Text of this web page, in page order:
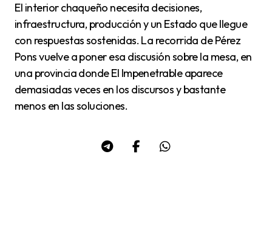
El interior chaqueño necesita decisiones,
infraestructura, producción y un Estado que llegue
con respuestas sostenidas. La recorrida de Pérez
Pons vuelve a poner esa discusión sobre la mesa, en
una provincia donde El Impenetrable aparece
demasiadas veces en los discursos y bastante
menos en las soluciones.